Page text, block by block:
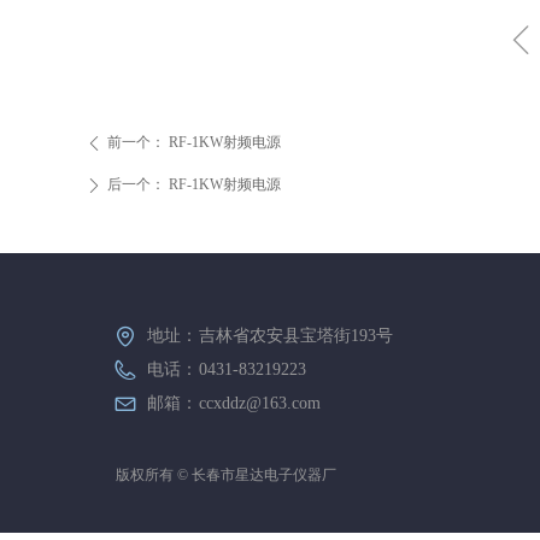
ꄴ 前一个： RF-1KW射频电源
ꄲ 后一个： RF-1KW射频电源
地址： 吉林省农安县宝塔街193号
电话： 0431-83219223
邮箱： ccxddz@163.com
版权所有 © 长春市星达电子仪器厂